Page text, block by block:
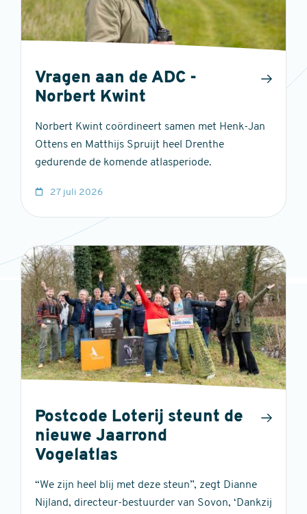
Vragen aan de ADC -
Norbert Kwint
Norbert Kwint coördineert samen met Henk-Jan
Ottens en Matthijs Spruijt heel Drenthe
gedurende de komende atlasperiode.
27 juli 2026
Postcode Loterij steunt de
nieuwe Jaarrond
Vogelatlas
“We zijn heel blij met deze steun”, zegt Dianne
Nijland, directeur-bestuurder van Sovon, ‘Dankzij